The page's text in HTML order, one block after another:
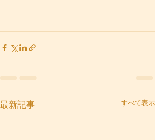
最新記事 すべて表示